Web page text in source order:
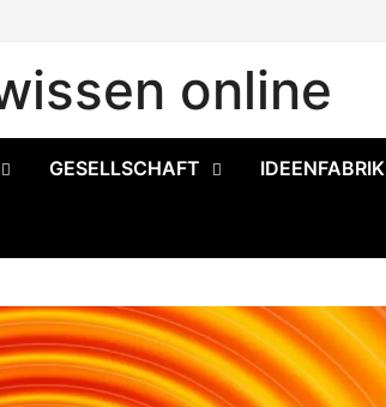
online
GESELLSCHAFT IDEENFABRIK